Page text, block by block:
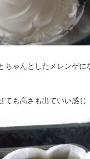
ちゃんとしたメレンゲに
ても高さも出ていい感じ